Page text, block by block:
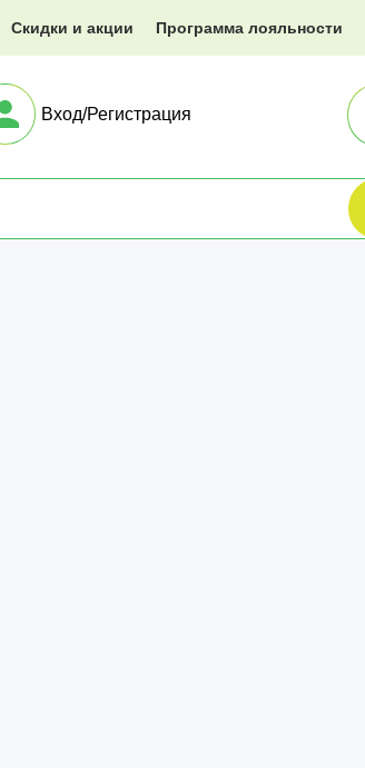
Скидки и акции Программа лояльности
Вход/Регистрация